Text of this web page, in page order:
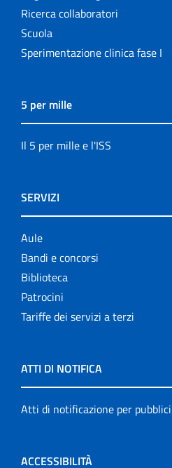
Ricerca collaboratori
Scuola
Sperimentazione clinica fase I
5 per mille
Il 5 per mille e l'ISS
SERVIZI
Aule
Bandi e concorsi
Biblioteca
Patrocini
Tariffe dei servizi a terzi
ATTI DI NOTIFICA
Atti di notificazione per
ACCESSIBILITÀ